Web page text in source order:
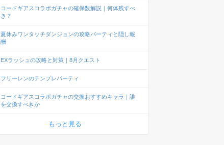
コードギアスコラボガチャの確保数解説｜何体残すべ
き？
夏休みワンタッチダンジョンの攻略パーティと隠し報
酬
EXラッシュの攻略と対策｜8月クエスト
フリーレンのテンプレパーティ
コードギアスコラボガチャの交換おすすめキャラ｜誰
を交換すべきか
もっと見る